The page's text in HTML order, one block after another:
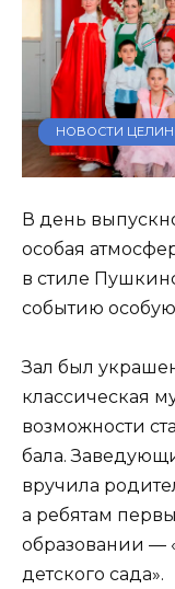
НОВОСТИ
В день
особая
в стиле
событию
Зал был
классическая
возможности
бала.
вручила
а ребятам
образовании —
детского сада».